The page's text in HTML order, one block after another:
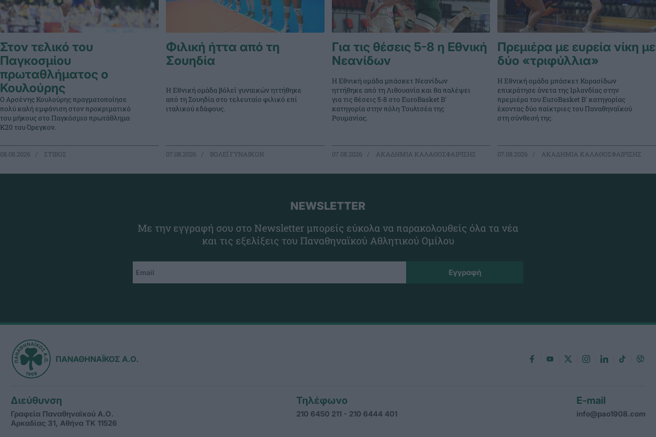
Στον τελικό του
Παγκοσμίου
πρωταθλήματος ο
Κουλούρης
Ο Αρσένης Κουλούρης πραγματοποίησε
πολύ καλή εμφάνιση στον προκριματικό
του μήκους στο Παγκόσμιο πρωτάθλημα
Κ20 του Όρεγκον.
08.08.2026 ΣΤΙΒΟΣ
Φιλική ήττα από τη
Σουηδία
Η Εθνική ομάδα βόλεϊ γυναικών ηττήθηκε
από τη Σουηδία στο τελευταίο φιλικό επί
ιταλικού εδάφους.
07.08.2026 ΒΟΛΕΪ ΓΥΝΑΙΚΩΝ
Για τις θέσεις 5-8 η Εθνική
Νεανίδων
Η Εθνική ομάδα μπάσκετ Νεανίδων
ηττήθηκε από τη Λιθουανία και θα παλέψει
για τις θέσεις 5-8 στο EuroBasket Β'
κατηγορία στην πόλη Τουλτσέα της
Ρουμανίας.
07.08.2026 ΑΚΑΔΗΜΙΑ ΚΑΛΑΘΟΣΦΑΙΡΙΣΗΣ
Πρεμιέρα με ευρεία νίκη με
δύο «τριφύλλια»
Η Εθνική ομάδα μπάσκετ Κορασίδων
επικράτησε άνετα της Ιρλανδίας στην
πρεμιέρα του EuroBasket Β' κατηγορίας
έχοντας δύο παίκτριες του Παναθηναϊκού
στη σύνθεσή της.
07.08.2026 ΑΚΑΔΗΜΙΑ ΚΑΛΑΘΟΣΦΑΙΡΙΣΗΣ
NEWSLETTER
Με την εγγραφή σου στο Newsletter μπορείς εύκολα να παρακολουθείς όλα τα νέα
και τις εξελίξεις του Παναθηναϊκού Αθλητικού Ομίλου
ΠΑΝΑΘΗΝΑΪΚΟΣ Α.Ο.
Διεύθυνση
Γραφεία Παναθηναϊκού Α.Ο.
Αρκαδίας 31, Αθήνα ΤΚ 11526
Τηλέφωνο
210 6450 211 - 210 6444 401
E-mail
info@pao1908.com